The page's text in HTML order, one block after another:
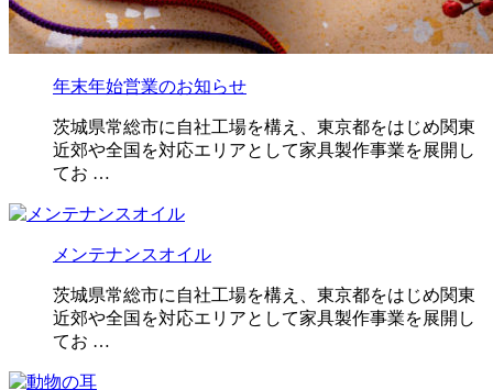
年末年始営業のお知らせ
茨城県常総市に自社工場を構え、東京都をはじめ関東
近郊や全国を対応エリアとして家具製作事業を展開し
てお …
メンテナンスオイル
茨城県常総市に自社工場を構え、東京都をはじめ関東
近郊や全国を対応エリアとして家具製作事業を展開し
てお …